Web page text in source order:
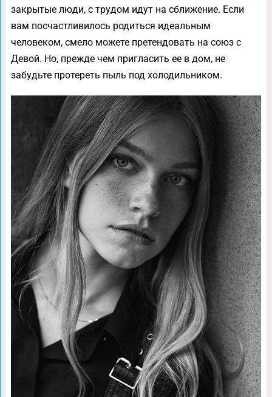
закрытые люди, с трудом идут на сближение. Если
вам посчастливилось родиться идеальным
человеком, смело можете претендовать на союз с
Девой. Но, прежде чем пригласить ее в дом, не
забудьте протереть пыль под холодильником.